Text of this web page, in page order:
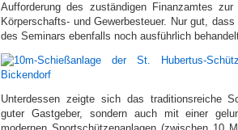
Aufforderung des zuständigen Finanzamtes
Körperschafts- und Gewerbesteuer. Nur gut,
des Seminars ebenfalls noch ausführlich
Unterdessen zeigte sich das traditionsreiche
guter Gastgeber, sondern auch mit einer